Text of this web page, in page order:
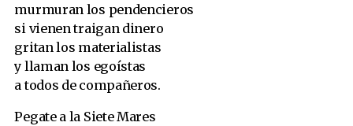
murmuran los pendencieros
si vienen traigan dinero
gritan los materialistas
y llaman los egoístas
a todos de compañeros.
Pegate a la Siete Mares